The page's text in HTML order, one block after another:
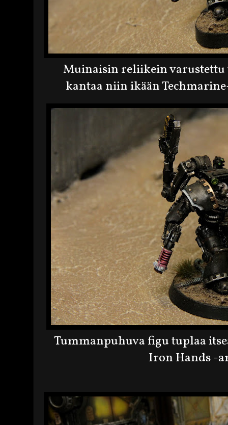
Muinaisin reliikein
kantaa niin ikään
Tummanpuhuva figu tuplaa
Iron Hands -